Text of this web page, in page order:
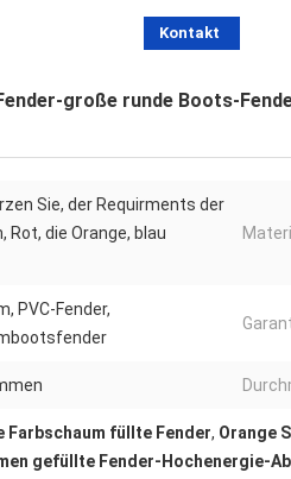
Kontakt
große runde Boots-
Sie, der Requirments der
Rot, die Orange, blau
PVC-Fender,
Farbschaum füllte Fender, Orange
gefüllte Fender-Hochenergie-